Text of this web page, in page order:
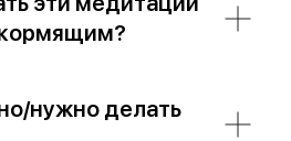
нужно делать